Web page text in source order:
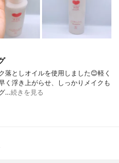
落としオイルを使用しました😊軽く
く浮き上がらせ、しっかりメイクも
…続きを見る